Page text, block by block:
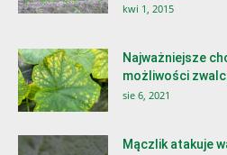
kwi 1, 2015
Najważniejsze
możliwości
sie 6, 2021
Mączlik atakuje